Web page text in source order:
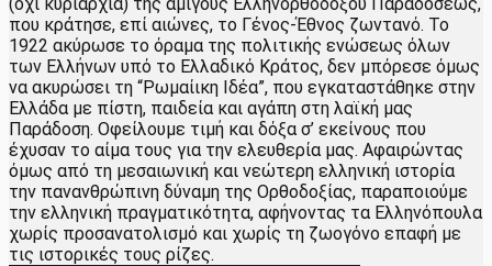
που κράτησε, επί αιώνες, το Γένος-Έθνος ζωντανό. Το
1922 ακύρωσε το όραμα της πολιτικής ενώσεως όλων
των Ελλήνων υπό το Ελλαδικό Κράτος, δεν μπόρεσε όμως
να ακυρώσει τη “Ρωμαίικη Ιδέα”, που εγκαταστάθηκε στην
Ελλάδα με πίστη, παιδεία και αγάπη στη λαϊκή μας
Παράδοση. Οφείλουμε τιμή και δόξα σ’ εκείνους που
έχυσαν το αίμα τους για την ελευθερία μας. Αφαιρώντας
όμως από τη μεσαιωνική και νεώτερη ελληνική ιστορία
την πανανθρώπινη δύναμη της Ορθοδοξίας, παραποιούμε
την ελληνική πραγματικότητα, αφήνοντας τα Ελληνόπουλα
χωρίς προσανατολισμό και χωρίς τη ζωογόνο επαφή με
τις ιστορικές τους ρίζες.